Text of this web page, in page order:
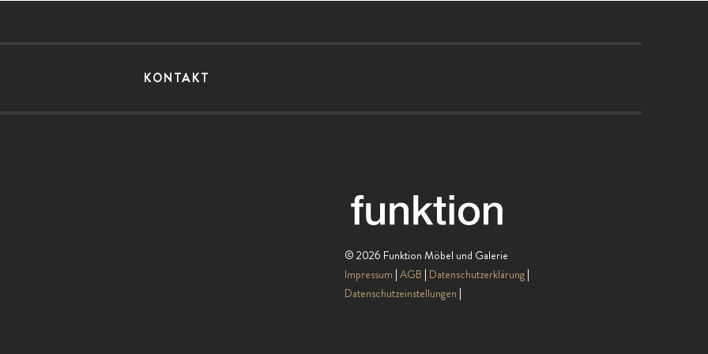
KONTAKT
© 2026 Funktion Möbel und Galerie
Impressum AGB Datenschutzerklärung
Datenschutzeinstellungen